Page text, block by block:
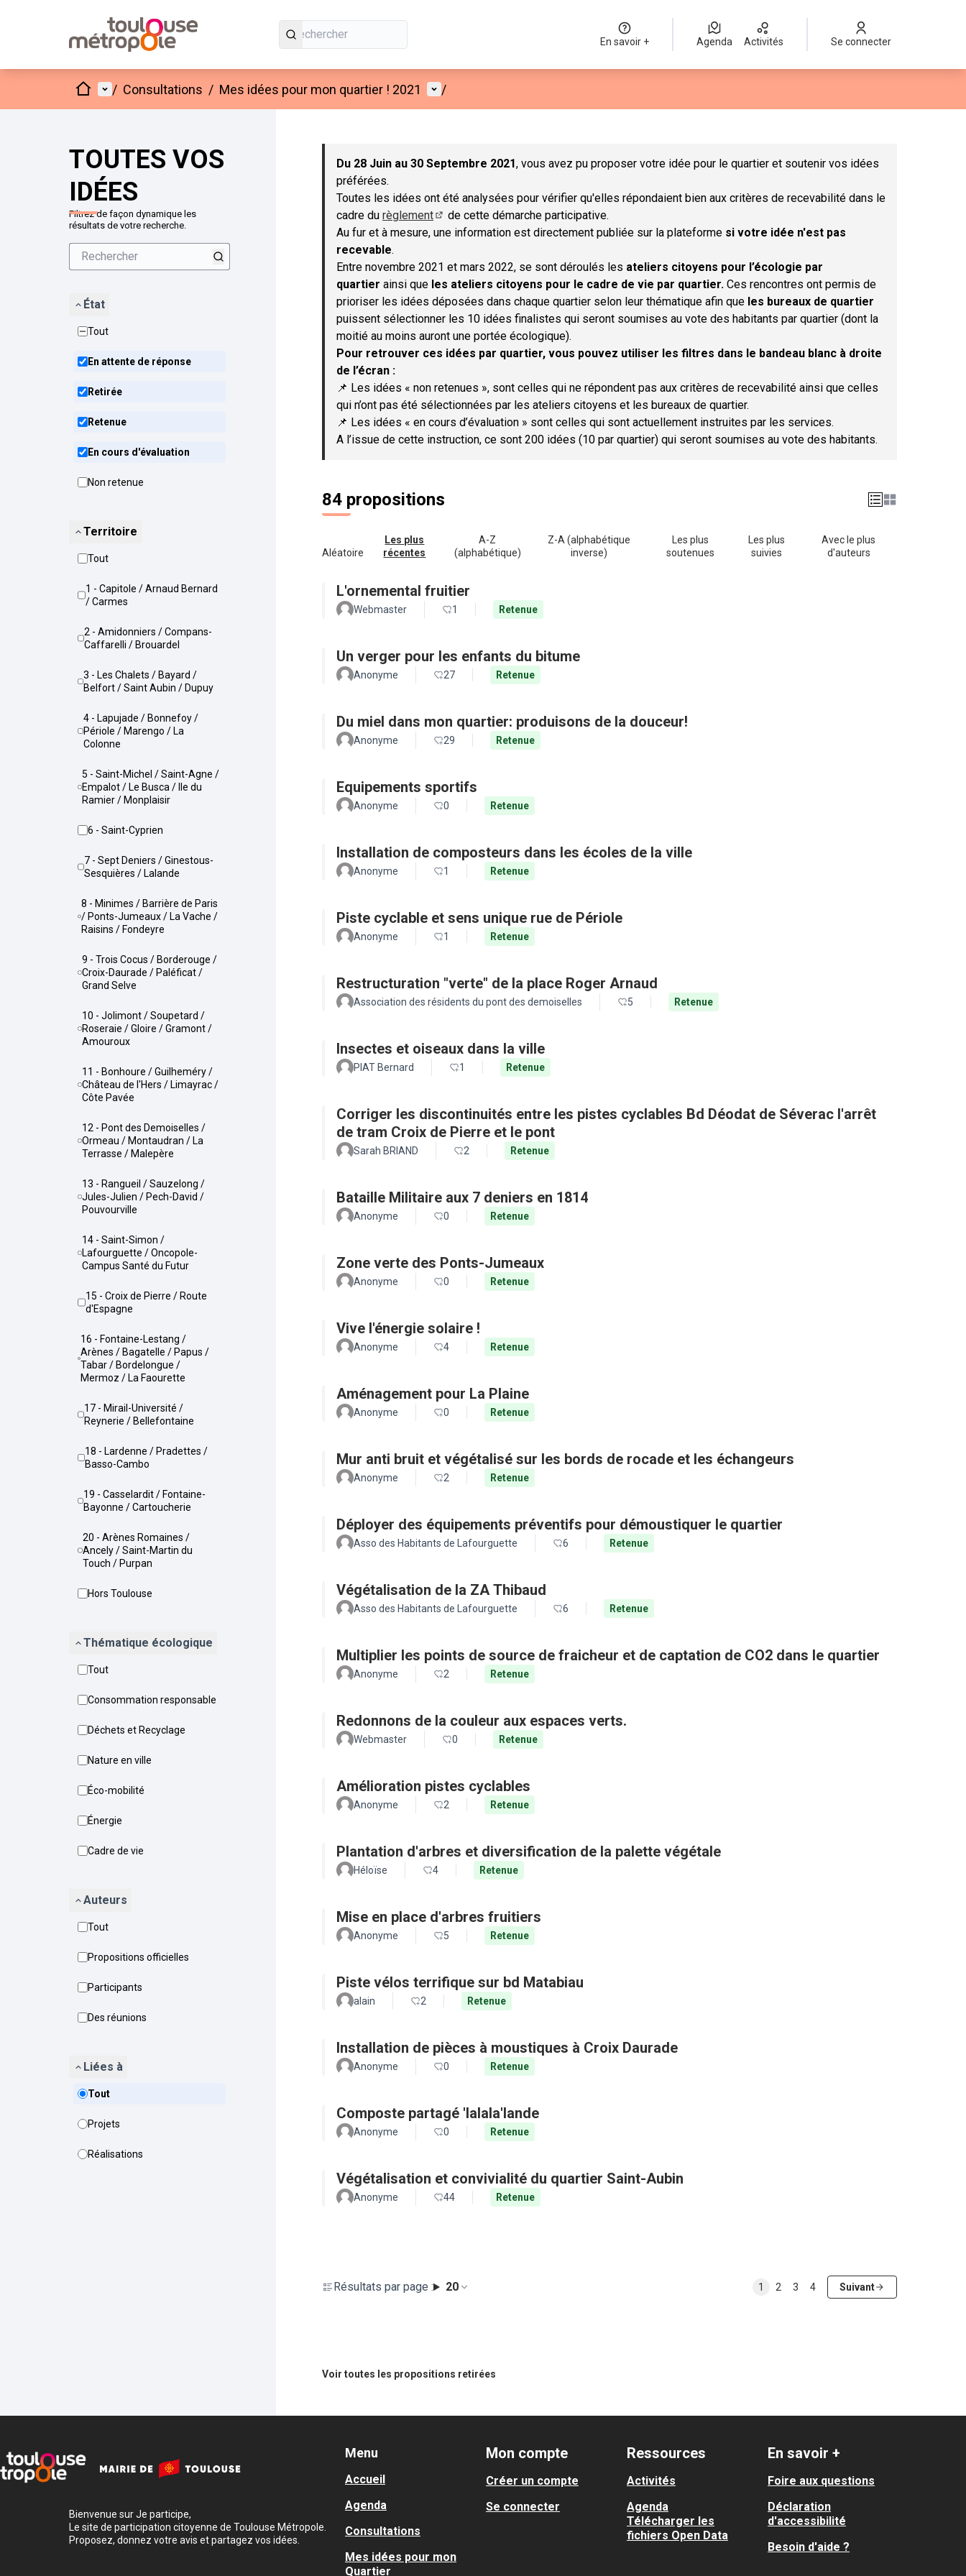
En savoir + Agenda Activités Se connecter
AccueilMenu principal
/ Consultations / Mes idées pour mon quartier ! 2021 Menu utilisateur
/
TOUTES VOS
IDÉES
Filtrez de façon dynamique les
résultats de votre recherche.
État
Tout
En attente de réponse
Retirée
Retenue
En cours d'évaluation
Non retenue
Territoire
Tout
1 - Capitole / Arnaud Bernard
/ Carmes
2 - Amidonniers / Compans-
Caffarelli / Brouardel
3 - Les Chalets / Bayard /
Belfort / Saint Aubin / Dupuy
4 - Lapujade / Bonnefoy /
Périole / Marengo / La
Colonne
5 - Saint-Michel / Saint-Agne /
Empalot / Le Busca / Ile du
Ramier / Monplaisir
6 - Saint-Cyprien
7 - Sept Deniers / Ginestous-
Sesquières / Lalande
8 - Minimes / Barrière de Paris
/ Ponts-Jumeaux / La Vache /
Raisins / Fondeyre
9 - Trois Cocus / Borderouge /
Croix-Daurade / Paléficat /
Grand Selve
10 - Jolimont / Soupetard /
Roseraie / Gloire / Gramont /
Amouroux
11 - Bonhoure / Guilheméry /
Château de l'Hers / Limayrac /
Côte Pavée
12 - Pont des Demoiselles /
Ormeau / Montaudran / La
Terrasse / Malepère
13 - Rangueil / Sauzelong /
Jules-Julien / Pech-David /
Pouvourville
14 - Saint-Simon /
Lafourguette / Oncopole-
Campus Santé du Futur
15 - Croix de Pierre / Route
d'Espagne
16 - Fontaine-Lestang /
Arènes / Bagatelle / Papus /
Tabar / Bordelongue /
Mermoz / La Faourette
17 - Mirail-Université /
Reynerie / Bellefontaine
18 - Lardenne / Pradettes /
Basso-Cambo
19 - Casselardit / Fontaine-
Bayonne / Cartoucherie
20 - Arènes Romaines /
Ancely / Saint-Martin du
Touch / Purpan
Hors Toulouse
Thématique écologique
Tout
Consommation responsable
Déchets et Recyclage
Nature en ville
Éco-mobilité
Énergie
Cadre de vie
Auteurs
Tout
Propositions officielles
Participants
Des réunions
Liées à
Tout
Projets
Réalisations
Passer la carte
Du 28 Juin au 30 Septembre 2021, vous avez pu proposer votre idée pour le quartier et soutenir vos idées
préférées.
Toutes les idées ont été analysées pour vérifier qu'elles répondaient bien aux critères de recevabilité dans le
cadre du règlement
(S'ouvre dans un nouvel onglet)
de cette démarche participative.
Au fur et à mesure, une information est directement publiée sur la plateforme si votre idée n'est pas
recevable.
Entre novembre 2021 et mars 2022, se sont déroulés les ateliers citoyens pour l’écologie par
quartier ainsi que les ateliers citoyens pour le cadre de vie par quartier. Ces rencontres ont permis de
prioriser les idées déposées dans chaque quartier selon leur thématique afin que les bureaux de quartier
puissent sélectionner les 10 idées finalistes qui seront soumises au vote des habitants par quartier (dont la
moitié au moins auront une portée écologique).
Pour retrouver ces idées par quartier, vous pouvez utiliser les filtres dans le bandeau blanc à droite
de l’écran :
📌 Les idées « non retenues », sont celles qui ne répondent pas aux critères de recevabilité ainsi que celles
qui n’ont pas été sélectionnées par les ateliers citoyens et les bureaux de quartier.
📌 Les idées « en cours d’évaluation » sont celles qui sont actuellement instruites par les services.
A l’issue de cette instruction, ce sont 200 idées (10 par quartier) qui seront soumises au vote des habitants.
84 propositions
Aléatoire
Les plus
récentes
A-Z
(alphabétique)
Z-A (alphabétique
inverse)
Les plus
soutenues
Les plus
suivies
Avec le plus
d'auteurs
L'ornemental fruitier
Webmaster 1 Retenue
Un verger pour les enfants du bitume
Anonyme 27 Retenue
Du miel dans mon quartier: produisons de la douceur!
Anonyme 29 Retenue
Equipements sportifs
Anonyme 0 Retenue
Installation de composteurs dans les écoles de la ville
Anonyme 1 Retenue
Piste cyclable et sens unique rue de Périole
Anonyme 1 Retenue
Restructuration "verte" de la place Roger Arnaud
Association des résidents du pont des demoiselles 5 Retenue
Insectes et oiseaux dans la ville
PIAT Bernard 1 Retenue
Corriger les discontinuités entre les pistes cyclables Bd Déodat de Séverac l'arrêt
de tram Croix de Pierre et le pont
Sarah BRIAND 2 Retenue
Bataille Militaire aux 7 deniers en 1814
Anonyme 0 Retenue
Zone verte des Ponts-Jumeaux
Anonyme 0 Retenue
Vive l'énergie solaire !
Anonyme 4 Retenue
Aménagement pour La Plaine
Anonyme 0 Retenue
Mur anti bruit et végétalisé sur les bords de rocade et les échangeurs
Anonyme 2 Retenue
Déployer des équipements préventifs pour démoustiquer le quartier
Asso des Habitants de Lafourguette 6 Retenue
Végétalisation de la ZA Thibaud
Asso des Habitants de Lafourguette 6 Retenue
Multiplier les points de source de fraicheur et de captation de CO2 dans le quartier
Anonyme 2 Retenue
Redonnons de la couleur aux espaces verts.
Webmaster 0 Retenue
Amélioration pistes cyclables
Anonyme 2 Retenue
Plantation d'arbres et diversification de la palette végétale
Héloïse 4 Retenue
Mise en place d'arbres fruitiers
Anonyme 5 Retenue
Piste vélos terrifique sur bd Matabiau
alain 2 Retenue
Installation de pièces à moustiques à Croix Daurade
Anonyme 0 Retenue
Composte partagé 'lalala'lande
Anonyme 0 Retenue
Végétalisation et convivialité du quartier Saint-Aubin
Anonyme 44 Retenue
Résultats par page : 20 1 2 3 4 Suivant
Voir toutes les propositions retirées
Bienvenue sur Je participe,
Le site de participation citoyenne de Toulouse Métropole.
Proposez, donnez votre avis et partagez vos idées.
Menu
Accueil
Agenda
Consultations
Mes idées pour mon
Quartier
Mon compte
Créer un compte
Se connecter
Ressources
Activités
Agenda
Télécharger les
fichiers Open Data
En savoir +
Foire aux questions
Déclaration
d'accessibilité
Besoin d'aide ?